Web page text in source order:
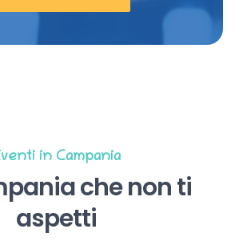
in Campania
che non ti
aspetti